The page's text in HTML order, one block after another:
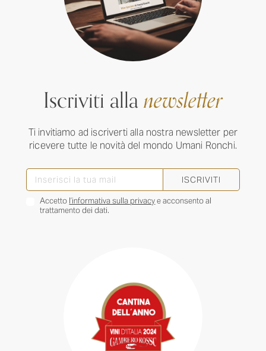
Iscriviti allanewsletter
Ti invitiamo ad iscriverti alla nostra newsletter per
ricevere tutte le novità del mondo Umani Ronchi.
ISCRIVITI
Accetto l’informativa sulla privacye acconsento al
trattamento dei dati.